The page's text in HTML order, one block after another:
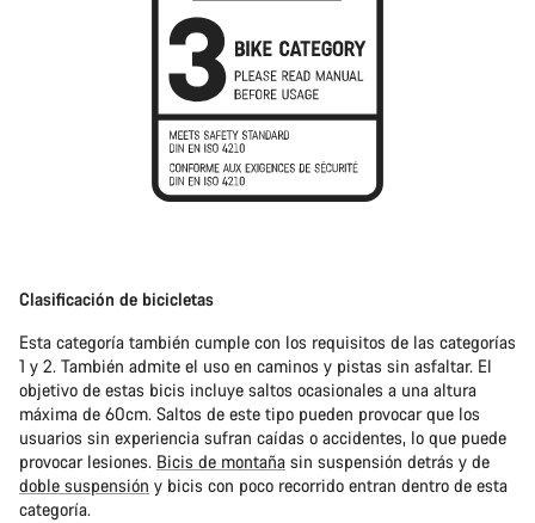
Clasificación de bicicletas
Esta categoría también cumple con los requisitos de las categorías
1 y 2. También admite el uso en caminos y pistas sin asfaltar. El
objetivo de estas bicis incluye saltos ocasionales a una altura
máxima de 60cm. Saltos de este tipo pueden provocar que los
usuarios sin experiencia sufran caídas o accidentes, lo que puede
provocar lesiones. Bicis de montaña sin suspensión detrás y de
doble suspensión y bicis con poco recorrido entran dentro de esta
categoría.